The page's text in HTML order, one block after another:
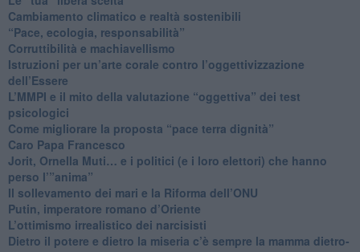
Cambiamento climatico e realtà sostenibili
“Pace, ecologia, responsabilità”
​Corruttibilità e machiavellismo
Istruzioni per un’arte corale contro l’oggettivizzazione
dell’Essere
​L’MMPI e il mito della valutazione “oggettiva” dei test
psicologici
Come migliorare la proposta “pace terra dignità”
Caro Papa Francesco
​Jorit, Ornella Muti… e i politici (e i loro elettori) che hanno
perso l’”anima”
​Il sollevamento dei mari e la Riforma dell’ONU
Putin, imperatore romano d’Oriente
​L’ottimismo irrealistico dei narcisisti
​Dietro il potere e dietro la miseria c’è sempre la mamma dietro-